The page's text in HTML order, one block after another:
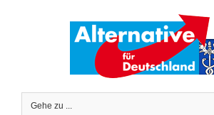
Gehe zu ...